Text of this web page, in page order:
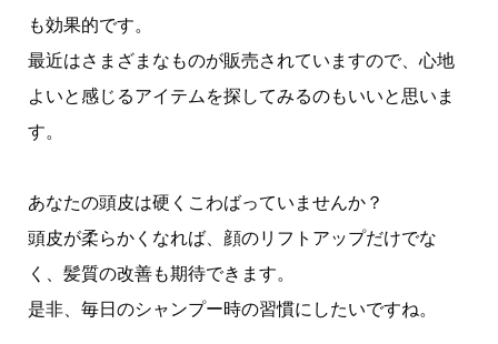
も効果的です。
最近はさまざまなものが販売されていますので、心地
よいと感じるアイテムを探してみるのもいいと思いま
す。
あなたの頭皮は硬くこわばっていませんか？
頭皮が柔らかくなれば、顔のリフトアップだけでな
く、髪質の改善も期待できます。
是非、毎日のシャンプー時の習慣にしたいですね。